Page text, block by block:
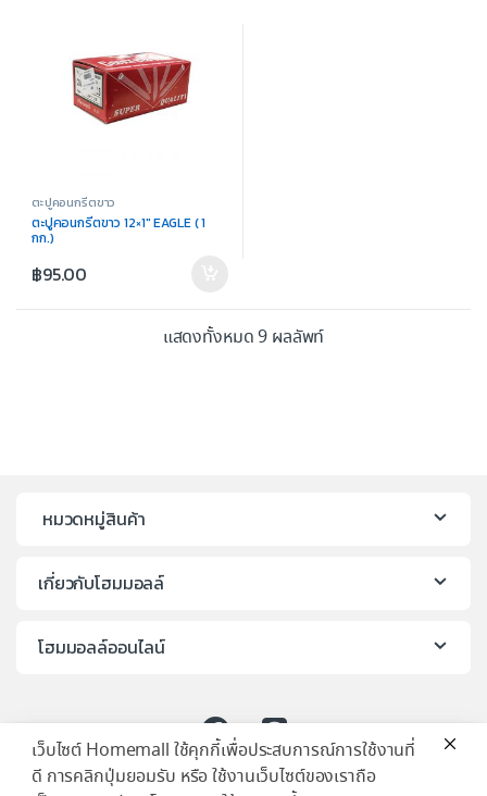
ตะปูคอนกรีตขาว
ตะปูคอนกรีตขาว 12×1″ EAGLE ( 1
กก.)
฿95.00
แสดงทั้งหมด 9 ผลลัพท์
หมวดหมู่สินค้า
เกี่ยวกับโฮมมอลล์
โฮมมอลล์ออนไลน์
เว็บไซต์ Homemall ใช้คุกกี้เพื่อประสบการณ์การใช้งานที่
ดี การคลิกปุ่มยอมรับ หรือ ใช้งานเว็บไซต์ของเราถือ